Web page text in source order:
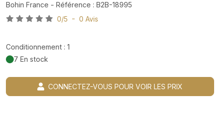
Bohin France - Référence : B2B-18995
0/5 - 0 Avis
Conditionnement : 1
7 En stock
CONNECTEZ-VOUS POUR VOIR LES PRIX